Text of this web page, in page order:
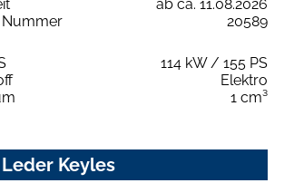
ab ca. 11.08.2026
Nummer
20589
114 kW / 155 PS
Elektro
1 cm³
Keyles